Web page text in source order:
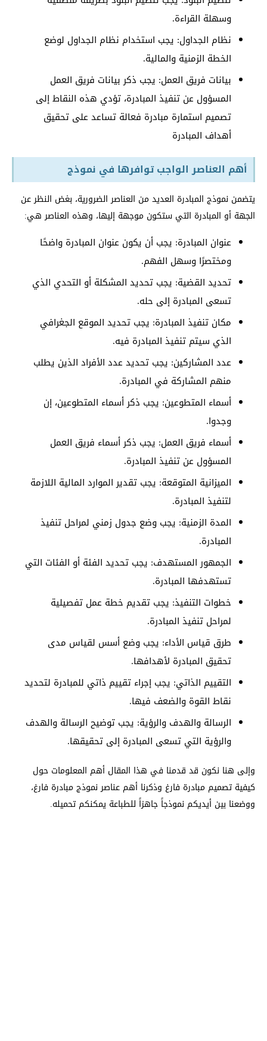
وسهلة القراءة.
نظام الجداول: يجب استخدام نظام الجداول لوضع
الخطة الزمنية والمالية.
بيانات فريق العمل: يجب ذكر بيانات فريق العمل
المسؤول عن تنفيذ المبادرة، تؤدي هذه النقاط إلى
تصميم استمارة مبادرة فعالة تساعد على تحقيق
أهداف المبادرة
أهم العناصر الواجب توافرها في نموذج
يتضمن نموذج المبادرة العديد من العناصر الضرورية، بغض النظر عن
الجهة أو المبادرة التي ستكون موجهة إليها، وهذه العناصر هي:
عنوان المبادرة: يجب أن يكون عنوان المبادرة واضحًا
ومختصرًا وسهل الفهم.
تحديد القضية: يجب تحديد المشكلة أو التحدي الذي
تسعى المبادرة إلى حله.
مكان تنفيذ المبادرة: يجب تحديد الموقع الجغرافي
الذي سيتم تنفيذ المبادرة فيه.
عدد المشاركين: يجب تحديد عدد الأفراد الذين يطلب
منهم المشاركة في المبادرة.
أسماء المتطوعين: يجب ذكر أسماء المتطوعين، إن
وجدوا.
أسماء فريق العمل: يجب ذكر أسماء فريق العمل
المسؤول عن تنفيذ المبادرة.
الميزانية المتوقعة: يجب تقدير الموارد المالية اللازمة
لتنفيذ المبادرة.
المدة الزمنية: يجب وضع جدول زمني لمراحل تنفيذ
المبادرة.
الجمهور المستهدف: يجب تحديد الفئة أو الفئات التي
تستهدفها المبادرة.
خطوات التنفيذ: يجب تقديم خطة عمل تفصيلية
لمراحل تنفيذ المبادرة.
طرق قياس الأداء: يجب وضع أسس لقياس مدى
تحقيق المبادرة لأهدافها.
التقييم الذاتي: يجب إجراء تقييم ذاتي للمبادرة لتحديد
نقاط القوة والضعف فيها.
الرسالة والهدف والرؤية: يجب توضيح الرسالة والهدف
والرؤية التي تسعى المبادرة إلى تحقيقها.
وإلى هنا نكون قد قدمنا في هذا المقال أهم المعلومات حول
كيفية تصميم مبادرة فارغ وذكرنا أهم عناصر نموذج مبادرة فارغ،
ووضعنا بين أيديكم نموذجاً جاهزاً للطباعة يمكنكم تحميله.